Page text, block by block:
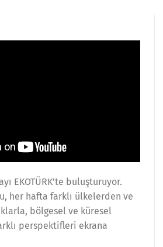
EKOTÜRK’te buluşturuyor.
her hafta farklı ülkelerden ve
bölgesel ve küresel
perspektifleri ekrana